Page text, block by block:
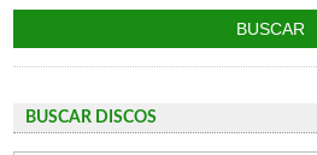
BUSCAR DISCOS